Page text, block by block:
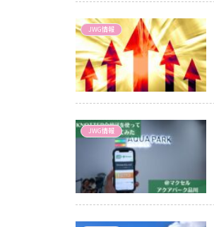
JWG情報
JWG情報